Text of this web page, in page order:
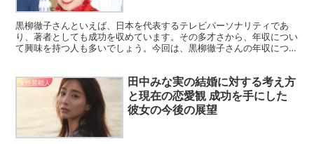
黒柳徹子さんといえば、日本を代表するテレビパーソナリティであ
り、著者としても成功を収めています。その多才さから、年収につい
て興味を持つ人も多いでしょう。今回は、黒柳徹子さんの年収につい
女性芸能人
田中みな実の結婚に対する考え方
と現在の恋愛観 成功を手にした
彼女の今後の展望